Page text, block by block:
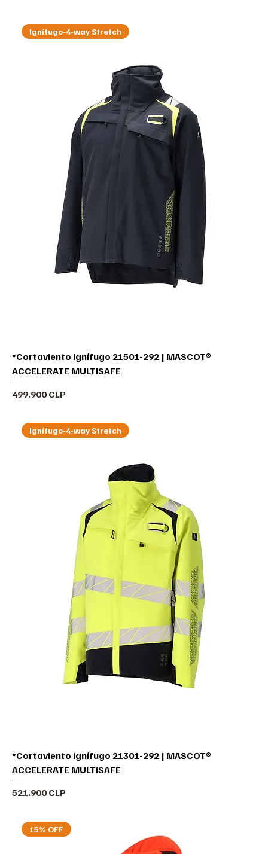
Ignífugo-4-way Stretch
*Cortaviento ignífugo 21501-292 | MASCOT®
ACCELERATE MULTISAFE
Precio
499.900 CLP
Ignífugo-4-way Stretch
*Cortaviento ignífugo 21301-292 | MASCOT®
ACCELERATE MULTISAFE
Precio
521.900 CLP
15% OFF